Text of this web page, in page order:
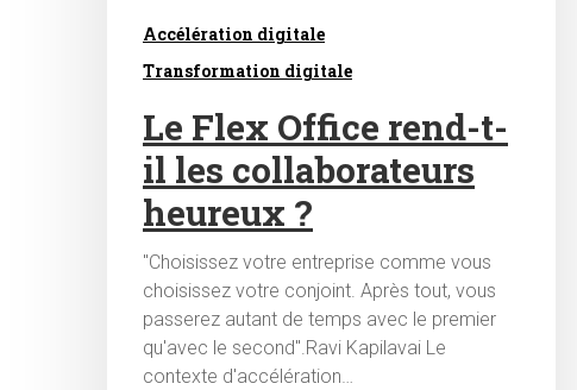
Accélération digitale
Transformation digitale
Le Flex Office rend-t-
il les collaborateurs
heureux ?
"Choisissez votre entreprise comme vous
choisissez votre conjoint. Après tout, vous
passerez autant de temps avec le premier
qu'avec le second".Ravi Kapilavai Le
contexte d'accélération…